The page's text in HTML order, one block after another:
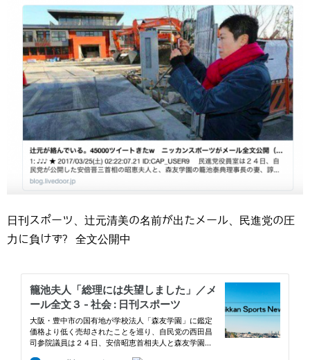
日刊スポーツ、辻元清美の名前が出たメール、民進党の圧
力に負けず? 全文公開中